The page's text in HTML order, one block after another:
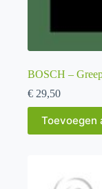
BOSCH –
€ 29,50
Toevoegen